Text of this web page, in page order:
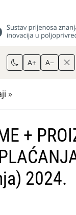
A+ A−
»
+
2024.